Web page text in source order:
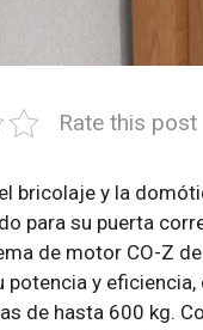
Rate this post
bricolaje y la
para su puerta
de motor CO-Z
potencia y eficiencia,
de hasta 600 kg.